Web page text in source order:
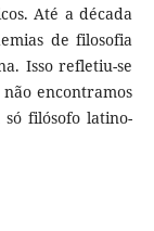
Até a década
de filosofia
Isso refletiu-se
encontramos
filósofo latino-